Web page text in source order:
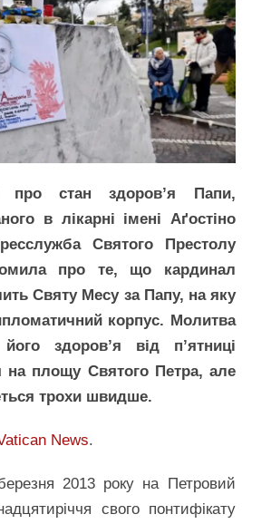
про стан здоров’я Папи,
в лікарні імені Аґостіно
Святого Престолу
про те, що кардинал
Святу Месу за Папу, на яку
корпус. Молитва
здоровʼя від пʼятниці
на площу Святого Петра, але
трохи швидше.
News.
2013 року на Петровий
свого понтифікату